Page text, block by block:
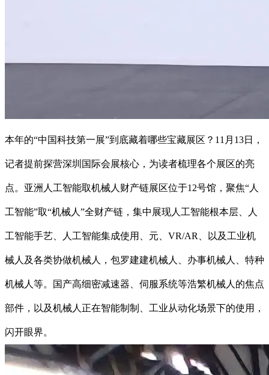
本年的“中国科技第一展”到底藏着哪些宝藏展区？11月13日，
记者提前探营深圳国际会展核心，为读者梳理各个展区的亮
点。亚洲人工智能取机械人财产链展区位于12号馆，聚焦“人
工智能”取“机械人”全财产链，集中展现人工智能根本层、人
工智能手艺、人工智能集成使用、元、VR/AR、以及工业机
械人及各类协做机械人，包罗建建机械人、办事机械人、特种
机械人等。国产高细密减速器、伺服系统等浩繁机械人的焦点
部件，以及机械人正在智能制制、工业从动化场景下的使用，
闪开眼界。